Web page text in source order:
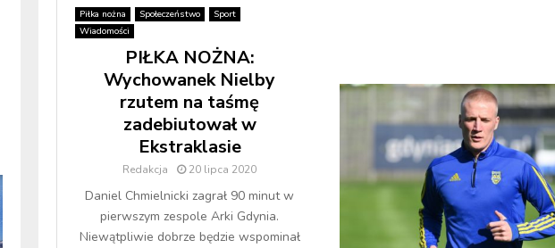
Piłka nożna Społeczeństwo
Sport
Wiadomości
PIŁKA NOŻNA:
Wychowanek Nielby
rzutem na taśmę
zadebiutował w
Ekstraklasie
Redakcja 20 lipca 2020
Daniel Chmielnicki zagrał 90 minut w
pierwszym zespole Arki Gdynia.
Niewątpliwie dobrze będzie wspominał